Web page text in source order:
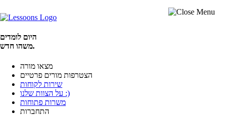
היום לומדים
משהו חדש.
מצאו מורה
הצטרפות מורים פרטיים
שירות לקוחות
על הצוות שלנו :)
משרות פתוחות
התחברות